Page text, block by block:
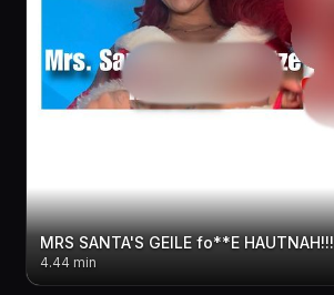
MRS SANTA'S GEILE fo**E HAUTNAH!!!
4.44 min